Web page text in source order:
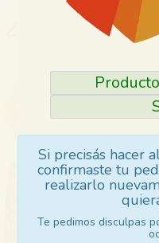
Si precisás hacer
confirmaste tu
realizarlo
Te pedimos disculpas